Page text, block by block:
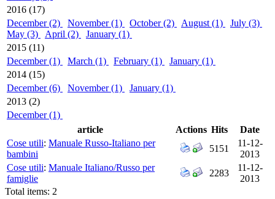
2016 (17)
December (2)
November (1) October (2) August (1)
July (3)
May (3)
April (2)
January (1)
2015 (11)
December (1)
March (1) February (1)
January (1)
2014 (15)
December (6)
November (1)
January (1)
2013 (2)
December (1)
article
Actions Hits
Date
Cose utili: Manuale Russo-Italiano per
bambini
5151
11-12-
2013
Cose utili: Manuale Italiano/Russo per
famiglie
2283
11-12-
2013
Total items: 2